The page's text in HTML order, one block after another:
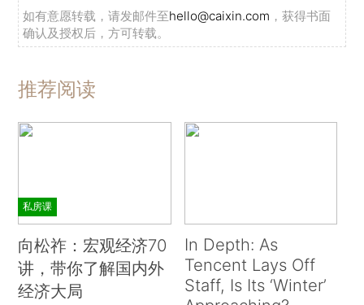
如有意愿转载，请发邮件至hello@caixin.com ，获得书面
确认及授权后，方可转载。
推荐阅读
私房课
向松祚：宏观经济70
讲，带你了解国内外
经济大局
In Depth: As
Tencent Lays Off
Staff, Is Its ‘Winter’